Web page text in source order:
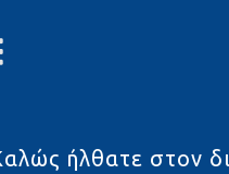
ήλθατε στον